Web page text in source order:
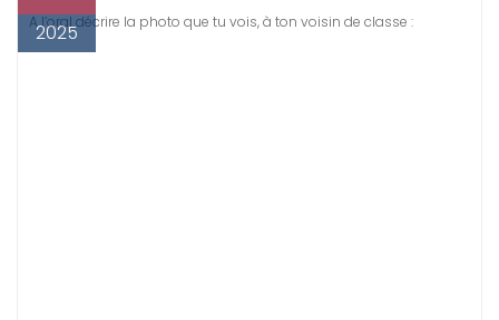
2025
A l’oral décrire la photo que tu vois, à ton voisin de classe :